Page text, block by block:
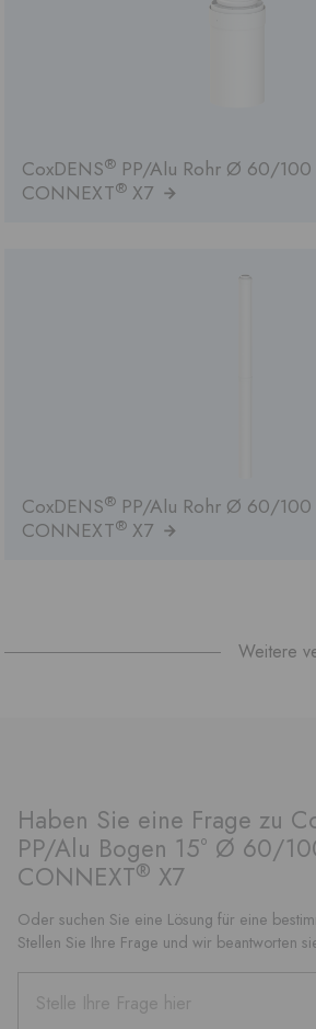
CoxDENS® PP/Alu Rohr Ø 60/
CONNEXT® X7
CoxDENS® PP/Alu Rohr Ø 60/100
CONNEXT® X7
Weitere
Haben Sie eine Frage zu
PP/Alu Bogen 15° Ø 60/
CONNEXT® X7
Oder suchen Sie eine Lösung für eine
Stellen Sie Ihre Frage und wir beantworten